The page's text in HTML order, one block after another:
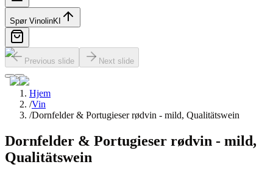
Spør VinolinKI
Previous slide Next slide
Hjem
/Vin
/Dornfelder & Portugieser rødvin - mild, Qualitätswein
Dornfelder & Portugieser rødvin - mild,
Qualitätswein